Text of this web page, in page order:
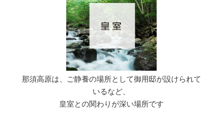
那須高原は、ご静養の場所として御用邸が設けられて
いるなど、
皇室との関わりが深い場所です